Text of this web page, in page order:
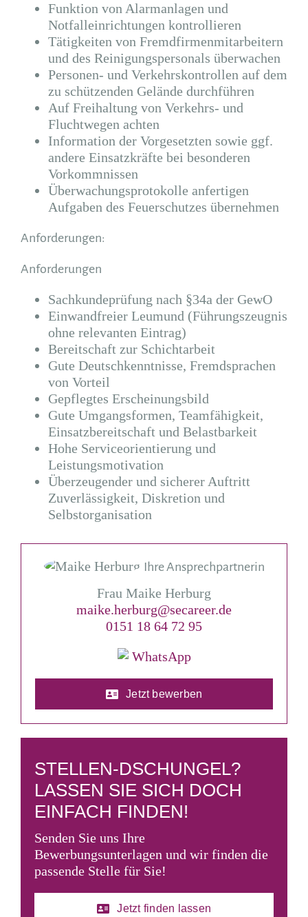
Funktion von Alarmanlagen und
Notfalleinrichtungen kontrollieren
Tätigkeiten von Fremdfirmenmitarbeitern
und des Reinigungspersonals überwachen
Personen- und Verkehrskontrollen auf dem
zu schützenden Gelände durchführen
Auf Freihaltung von Verkehrs- und
Fluchtwegen achten
Information der Vorgesetzten sowie ggf.
andere Einsatzkräfte bei besonderen
Vorkommnissen
Überwachungsprotokolle anfertigen
Aufgaben des Feuerschutzes übernehmen
Anforderungen:
Anforderungen
Sachkundeprüfung nach §34a der GewO
Einwandfreier Leumund (Führungszeugnis
ohne relevanten Eintrag)
Bereitschaft zur Schichtarbeit
Gute Deutschkenntnisse, Fremdsprachen
von Vorteil
Gepflegtes Erscheinungsbild
Gute Umgangsformen, Teamfähigkeit,
Einsatzbereitschaft und Belastbarkeit
Hohe Serviceorientierung und
Leistungsmotivation
Überzeugender und sicherer Auftritt
Zuverlässigkeit, Diskretion und
Selbstorganisation
Ihre Ansprechpartnerin
Frau Maike Herburg
maike.herburg@secareer.de
0151 18 64 72 95
WhatsApp
Jetzt bewerben
STELLEN-DSCHUNGEL?
LASSEN SIE SICH DOCH
EINFACH FINDEN!
Senden Sie uns Ihre
Bewerbungsunterlagen und wir finden die
passende Stelle für Sie!
Jetzt finden lassen